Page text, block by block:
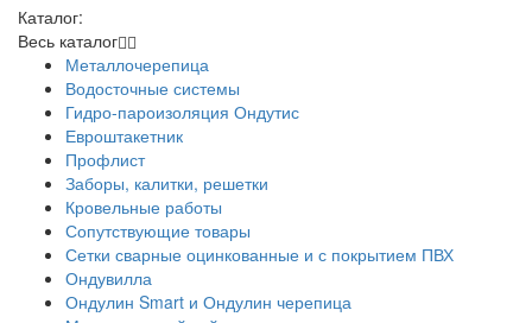
Каталог:
Весь каталог
Металлочерепица
Водосточные системы
Гидро-пароизоляция Ондутис
Евроштакетник
Профлист
Заборы, калитки, решетки
Кровельные работы
Сопутствующие товары
Сетки сварные оцинкованные и с покрытием ПВХ
Ондувилла
Ондулин Smart и Ондулин черепица